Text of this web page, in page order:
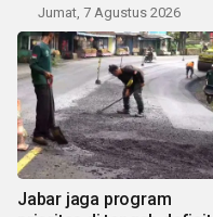
Jumat, 7 Agustus 2026
Jabar jaga program